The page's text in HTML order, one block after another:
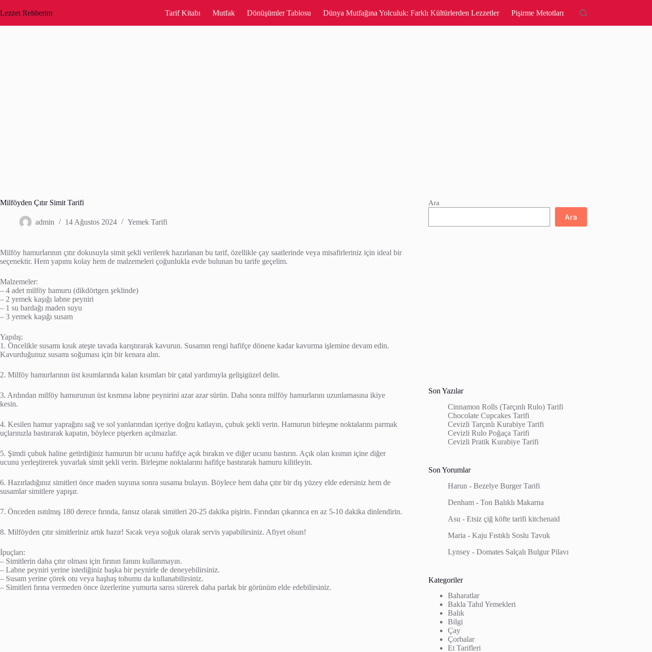
to
Lezzet Rehberim Tarif Kitabı Mutfak Dönüşümler Tablosu Dünya Mutfağına Yolculuk: Farklı Kültürlerden Lezzetler Pişirme Metotları
Milföyden Çıtır Simit Tarifi
admin 14 Ağustos 2024 Yemek Tarifi
Milföy hamurlarının çıtır dokusuyla simit şekli verilerek hazırlanan bu tarif, özellikle çay saatlerinde veya misafirleriniz için ideal bir
seçenektir. Hem yapımı kolay hem de malzemeleri çoğunlukla evde bulunan bu tarife geçelim.
Malzemeler:
– 4 adet milföy hamuru (dikdörtgen şeklinde)
– 2 yemek kaşığı labne peyniri
– 1 su bardağı maden suyu
– 3 yemek kaşığı susam
Yapılış:
1. Öncelikle susamı kısık ateşte tavada karıştırarak kavurun. Susamın rengi hafifçe dönene kadar kavurma işlemine devam edin.
Kavurduğunuz susamı soğuması için bir kenara alın.
2. Milföy hamurlarının üst kısımlarında kalan kısımları bir çatal yardımıyla gelişigüzel delin.
3. Ardından milföy hamurunun üst kısmına labne peynirini azar azar sürün. Daha sonra milföy hamurlarını uzunlamasına ikiye
kesin.
4. Kesilen hamur yaprağını sağ ve sol yanlarından içeriye doğru katlayın, çubuk şekli verin. Hamurun birleşme noktalarını parmak
uçlarınızla bastırarak kapatın, böylece pişerken açılmazlar.
5. Şimdi çubuk haline getirdiğiniz hamurun bir ucunu hafifçe açık bırakın ve diğer ucunu bastırın. Açık olan kısmın içine diğer
ucunu yerleştirerek yuvarlak simit şekli verin. Birleşme noktalarını hafifçe bastırarak hamuru kilitleyin.
6. Hazırladığınız simitleri önce maden suyuna sonra susama bulayın. Böylece hem daha çıtır bir dış yüzey elde edersiniz hem de
susamlar simitlere yapışır.
7. Önceden ısıtılmış 180 derece fırında, fansız olarak simitleri 20-25 dakika pişirin. Fırından çıkarınca en az 5-10 dakika dinlendirin.
8. Milföyden çıtır simitleriniz artık hazır! Sıcak veya soğuk olarak servis yapabilirsiniz. Afiyet olsun!
İpuçları:
– Simitlerin daha çıtır olması için fırının fanını kullanmayın.
– Labne peyniri yerine istediğiniz başka bir peynirle de deneyebilirsiniz.
– Susam yerine çörek otu veya haşhaş tohumu da kullanabilirsiniz.
– Simitleri fırına vermeden önce üzerlerine yumurta sarısı sürerek daha parlak bir görünüm elde edebilirsiniz.
Ara
Ara
Son Yazılar
Cinnamon Rolls (Tarçınlı Rulo) Tarifi
Chocolate Cupcakes Tarifi
Cevizli Tarçınlı Kurabiye Tarifi
Cevizli Rulo Poğaça Tarifi
Cevizli Pratik Kurabiye Tarifi
Son Yorumlar
Harun -Bezelye Burger Tarifi
Denham -Ton Balıklı Makarna
Asu -Etsiz çiğ köfte tarifi kitchenaid
Maria -Kaju Fıstıklı Soslu Tavuk
Lynsey -Domates Salçalı Bulgur Pilavı
Kategoriler
Baharatlar
Bakla Tahıl Yemekleri
Balık
Bilgi
Çay
Çorbalar
Et Tarifleri